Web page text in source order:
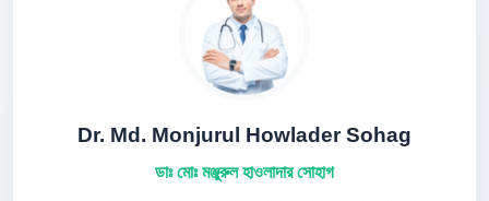
Dr. Md. Monjurul Howlader Sohag
ডাঃ মোঃ মঞ্জুরুল হাওলাদার সোহাগ